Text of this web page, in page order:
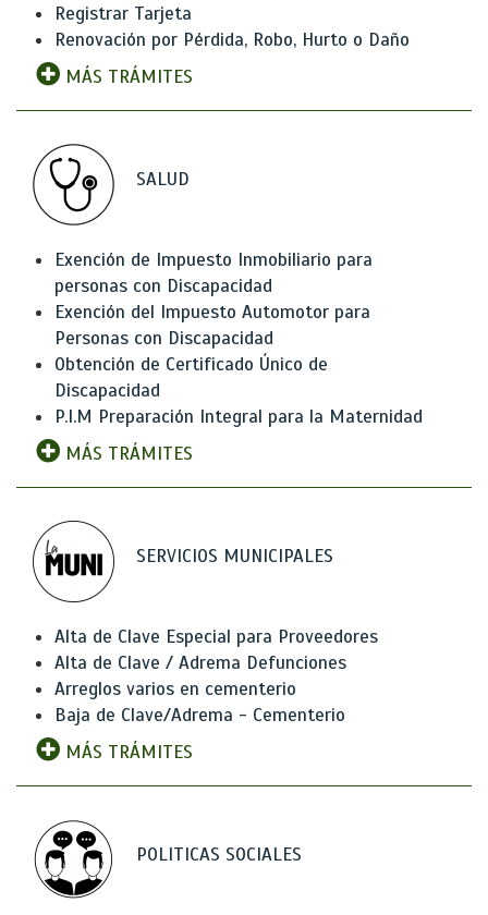
Registrar Tarjeta
Renovación por Pérdida, Robo, Hurto o Daño
MÁS TRÁMITES
SALUD
Exención de Impuesto Inmobiliario para
personas con Discapacidad
Exención del Impuesto Automotor para
Personas con Discapacidad
Obtención de Certificado Único de
Discapacidad
P.I.M Preparación Integral para la Maternidad
MÁS TRÁMITES
SERVICIOS MUNICIPALES
Alta de Clave Especial para Proveedores
Alta de Clave / Adrema Defunciones
Arreglos varios en cementerio
Baja de Clave/Adrema - Cementerio
MÁS TRÁMITES
POLITICAS SOCIALES